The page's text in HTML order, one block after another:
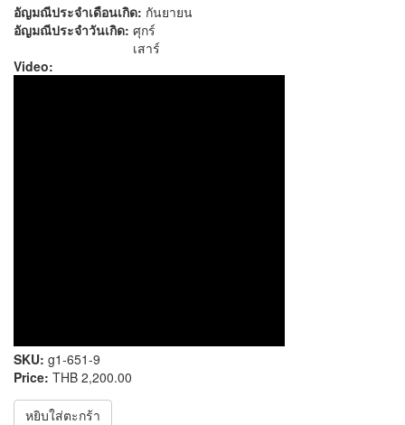
อัญมณีประจำเดือนเกิด: กันยายน
อัญมณีประจำวันเกิด: ศุกร์
เสาร์
Video:
SKU: g1-651-9
Price: THB 2,200.00
หยิบใส่ตะกร้า